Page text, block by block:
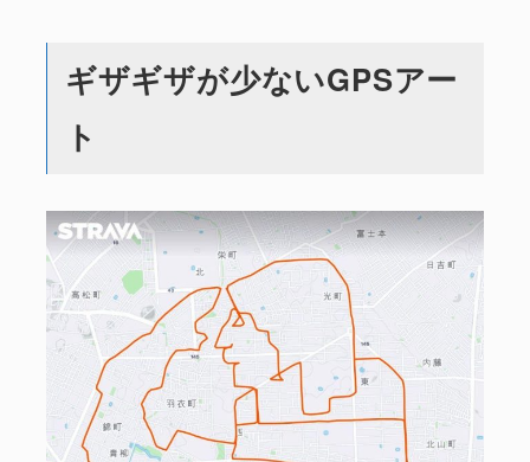
ギザギザが少ないGPSアー
ト